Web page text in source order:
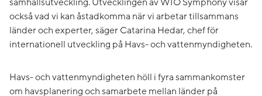
också vad vi kan åstadkomma när vi arbetar tillsammans
länder och experter, säger Catarina Hedar, chef för
internationell utveckling på Havs- och vattenmyndigheten.
Havs- och vattenmyndigheten höll i fyra sammankomster
om havsplanering och samarbete mellan länder på